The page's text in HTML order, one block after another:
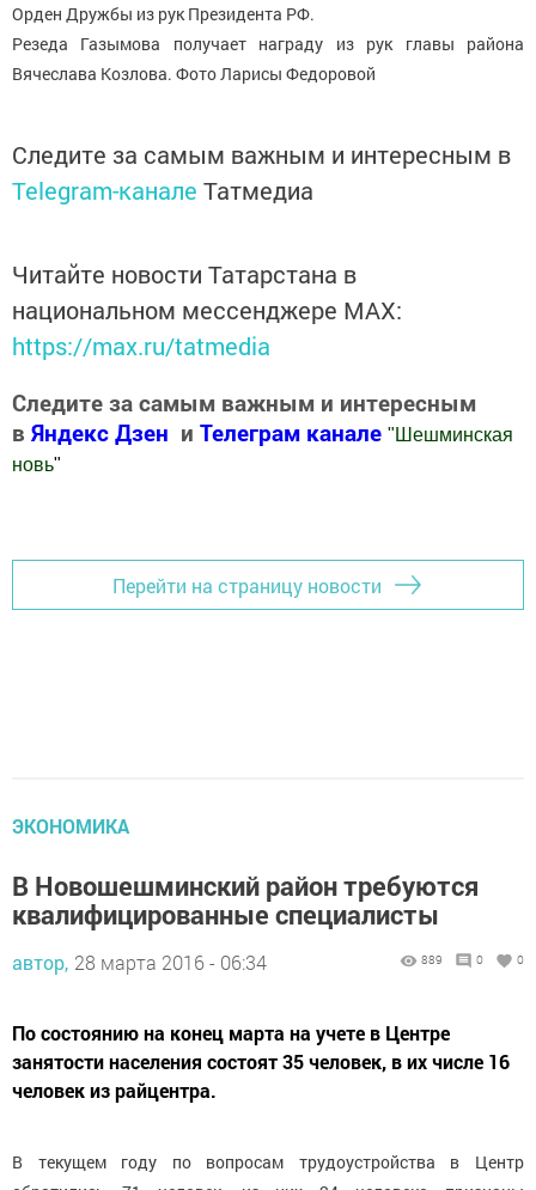
Орден Дружбы из рук Президента РФ.
Резеда Газымова получает награду из рук главы района
Вячеслава Козлова. Фото Ларисы Федоровой
Следите за самым важным и интересным в
Telegram-канале Татмедиа
Читайте новости Татарстана в
национальном мессенджере MАХ:
https://max.ru/tatmedia
Следите за самым важным и интересным
в Яндекс Дзен и Телеграм канале " Шешминская
новь"
Перейти на страницу новости
ЭКОНОМИКА
В Новошешминский район требуются
квалифицированные специалисты
автор, 28 марта 2016 - 06:34 889 0 0
По состоянию на конец марта на учете в Центре
занятости населения состоят 35 человек, в их числе 16
человек из райцентра.
В текущем году по вопросам трудоустройства в Центр